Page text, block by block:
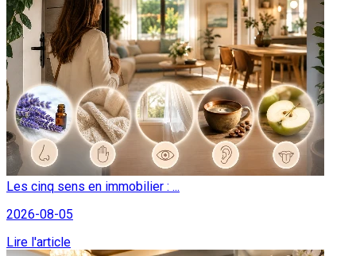
Les cinq sens en immobilier : ...
2026-08-05
Lire l'article